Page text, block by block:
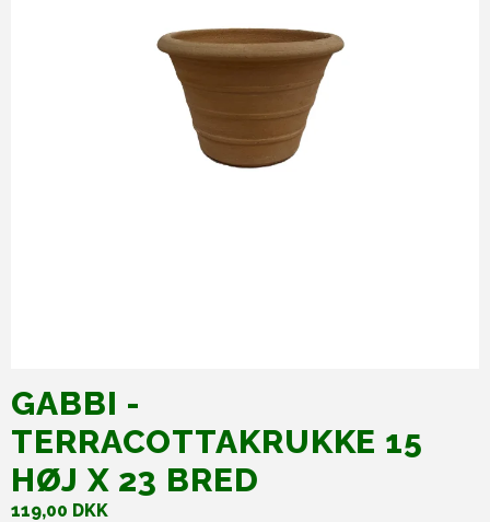
GABBI -
TERRACOTTAKRUKKE 15
HØJ X 23 BRED
119,00 DKK